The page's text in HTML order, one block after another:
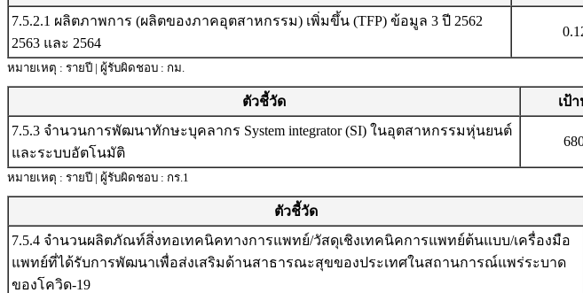
7.5.2.1 ผลิตภาพการ (ผลิตของภาคอุตสาหกรรม) เพิ่มขึ้น (TFP) ข้อมูล 3 ปี 2562
2563 และ 2564
หมายเหตุ : รายปี | ผู้รับผิดชอบ : กม.
ตัวชี้วัด เป้
7.5.3 จำนวนการพัฒนาทักษะบุคลากร System integrator (SI) ในอุตสาหกรรมหุ่นยนต์
และระบบอัตโนมัติ
หมายเหตุ : รายปี | ผู้รับผิดชอบ : กร.1
ตัวชี้วัด
7.5.4 จำนวนผลิตภัณท์สิ่งทอเทคนิคทางการแพทย์/วัสดุเชิงเทคนิคการแพทย์ต้นแบบ/เครื่องมือ
แพทย์ที่ได้รับการพัฒนาเพื่อส่งเสริมด้านสาธารณะสุขของประเทศในสถานการณ์แพร่ระบาด
ของโควิด-19